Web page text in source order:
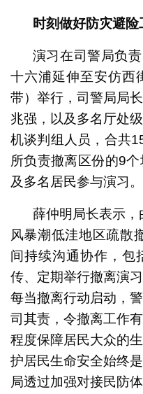
时刻做好防灾避险
演习在司警局负
十六浦延伸至安仿西
带）举行，司警局局
兆强，以及多名厅处
机谈判组人员，合共
所负责撤离区份的9
及多名居民参与演习。
薛仲明局长表示，
风暴潮低洼地区疏散
间持续沟通协作，包
传、定期举行撤离演
每当撤离行动启动，
司其责，令撤离工作
程度保障居民大众的
护居民生命安全始终
局透过加强对接民防